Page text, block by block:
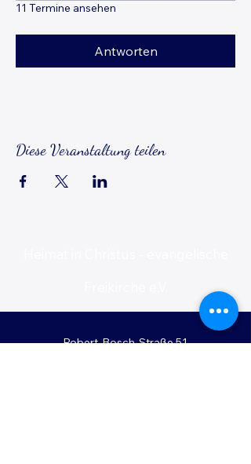
11 Termine ansehen
Antworten
Diese Veranstaltung teilen
Robert-Bosch-Straße 51